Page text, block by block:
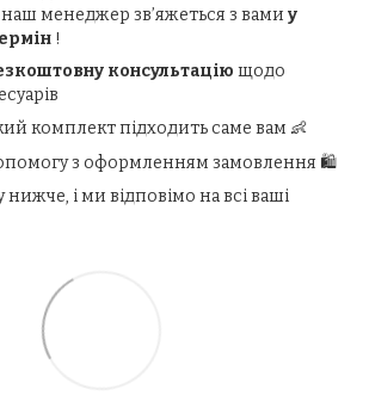
наш менеджер зв’яжеться з вами у
!
консультацію щодо
комплект підходить саме вам 👶
з оформленням замовлення 🛍️
і ми відповімо на всі ваші